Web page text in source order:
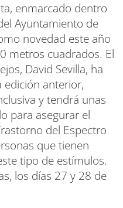
enmarcado dentro
Ayuntamiento de
novedad este año
metros cuadrados. El
David Sevilla, ha
edición anterior,
y tendrá unas
para asegurar el
del Espectro
que tienen
tipo de estímulos.
los días 27 y 28 de